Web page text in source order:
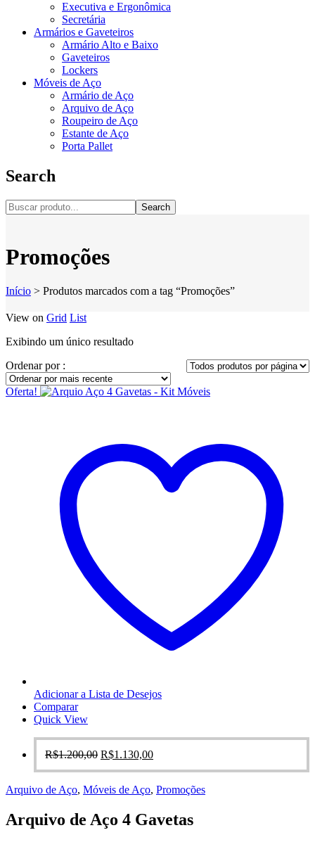
Executiva e Ergonômica
Secretária
Armários e Gaveteiros
Armário Alto e Baixo
Gaveteiros
Lockers
Móveis de Aço
Armário de Aço
Arquivo de Aço
Roupeiro de Aço
Estante de Aço
Porta Pallet
Search
Search
Promoções
Início > Produtos marcados com a tag “Promoções”
View on Grid List
Exibindo um único resultado
Ordenar por :
Oferta!
Adicionar a Lista de Desejos
Comparar
Quick View
R$1.200,00 O
era:
R$1.130,00O
é:
Arquivo de Aço, Móveis de Aço, Promoções
Arquivo de Aço 4 Gavetas